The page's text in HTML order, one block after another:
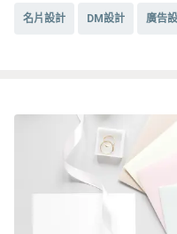
名片設計 DM設計 廣告